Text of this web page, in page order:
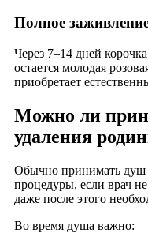
Полное
Через 7–14 дней
остается молодая
приобретает
Можно ли
удаления
Обычно принимать душ
процедуры, если врач
даже после этого
Во время душа важно: